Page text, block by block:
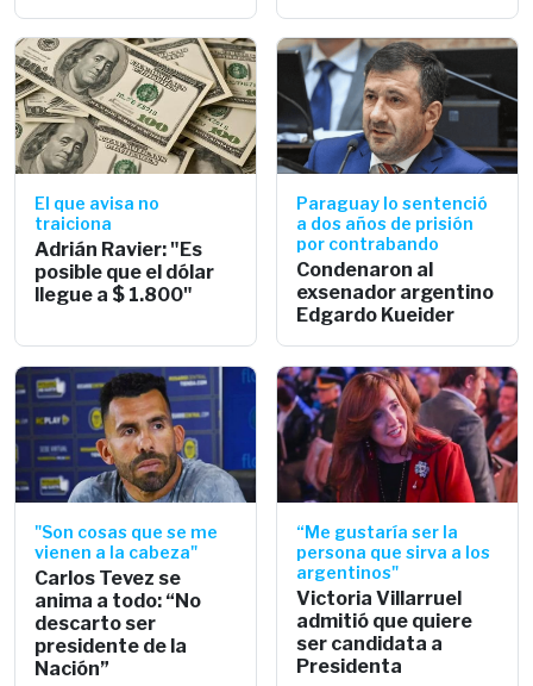
El que avisa no
traiciona
Adrián Ravier: "Es
posible que el dólar
llegue a $ 1.800"
Paraguay lo sentenció
a dos años de prisión
por contrabando
Condenaron al
exsenador argentino
Edgardo Kueider
"Son cosas que se me
vienen a la cabeza"
Carlos Tevez se
anima a todo: “No
descarto ser
presidente de la
Nación”
“Me gustaría ser la
persona que sirva a los
argentinos"
Victoria Villarruel
admitió que quiere
ser candidata a
Presidenta